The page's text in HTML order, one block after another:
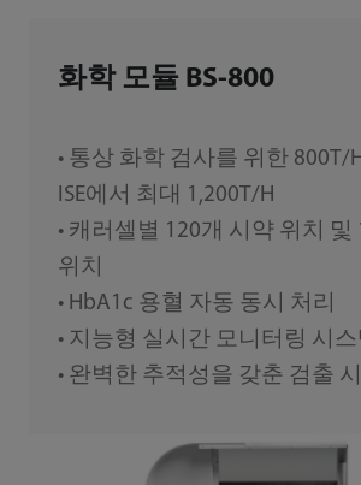
화학 모듈 BS-800
• 통상 화학 검사를 위한 800T/
ISE에서 최대 1,200T/H
• 캐러셀별 120개 시약 위치 및
위치
• HbA1c 용혈 자동 동시 처리
• 지능형 실시간 모니터링 시스
• 완벽한 추적성을 갖춘 검출